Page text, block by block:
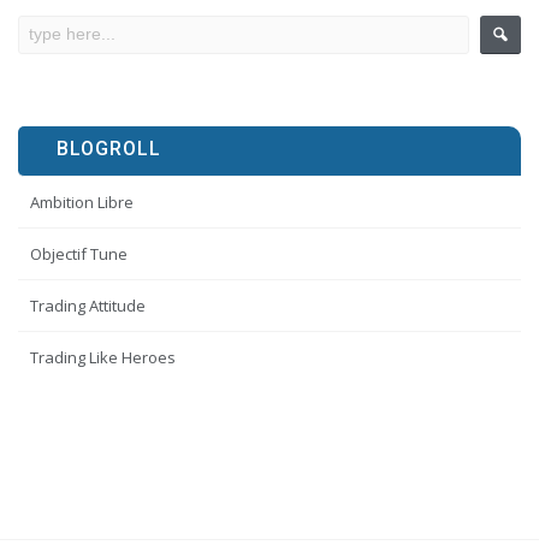
BLOGROLL
Ambition Libre
Objectif Tune
Trading Attitude
Trading Like Heroes